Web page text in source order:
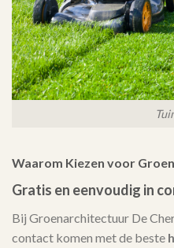
Waarom Kiezen voor
Gratis en eenvoudig in
Bij Groenarchitectuur De
contact komen met de beste